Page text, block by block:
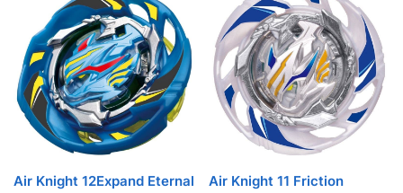
Air Knight 12Expand Eternal Air Knight 11 Friction